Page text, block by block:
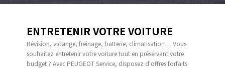
ENTRETENIR VOTRE VOITURE
Révision, vidange, freinage, batterie, climatisation… Vous
souhaitez entretenir votre voiture tout en préservant votre
budget ? Avec PEUGEOT Service, disposez d'offres forfaits